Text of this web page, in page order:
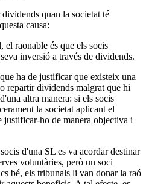
quan la societat té
causa:
el raonable és que els socis
inversió a través de dividends.
ha de justificar que existeix una
repartir dividends malgrat que hi
altra manera: si els socis
la societat aplicant el
justificar-ho de manera objectiva i
d'una SL es va acordar destinar
voluntàries, però un soci
bé, els tribunals li van donar la raó